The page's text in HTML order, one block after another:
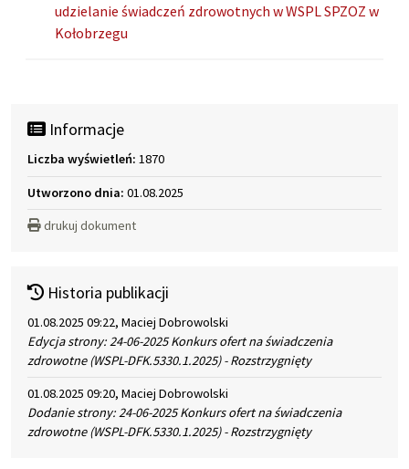
udzielanie świadczeń zdrowotnych w WSPL SPZOZ w
Kołobrzegu
Informacje
Liczba wyświetleń: 1870
Utworzono dnia: 01.08.2025
drukuj dokument
Historia publikacji
01.08.2025 09:22, Maciej Dobrowolski
Edycja strony: 24-06-2025 Konkurs ofert na świadczenia
zdrowotne (WSPL-DFK.5330.1.2025) - Rozstrzygnięty
01.08.2025 09:20, Maciej Dobrowolski
Dodanie strony: 24-06-2025 Konkurs ofert na świadczenia
zdrowotne (WSPL-DFK.5330.1.2025) - Rozstrzygnięty